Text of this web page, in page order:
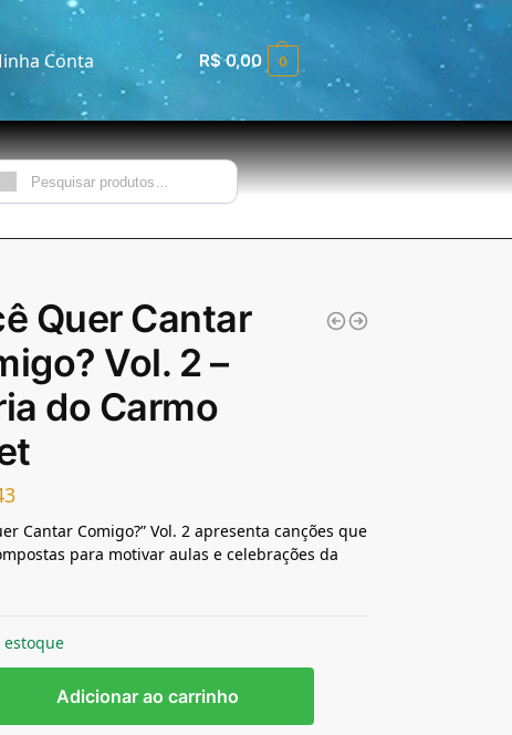
Conta R$0,00 0
Quer Cantar
Vol. 2 –
do Carmo
Cantar Comigo?” Vol. 2 apresenta canções que
para motivar aulas e celebrações da
estoque
Adicionar ao carrinho